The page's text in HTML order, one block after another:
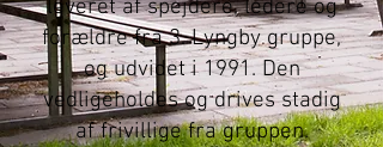
leveret af spejdere, ledere og
forældre fra 3. Lyngby gruppe,
og udvidet i 1991. Den
vedligeholdes og drives stadig
af frivillige fra gruppen.